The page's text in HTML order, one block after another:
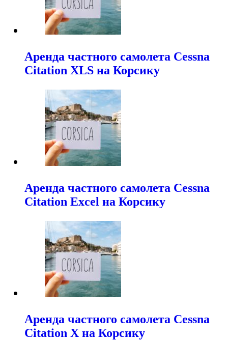
Аренда частного самолета Cessna
Citation XLS на Корсику
Аренда частного самолета Cessna
Citation Excel на Корсику
Аренда частного самолета Cessna
Citation X на Корсику